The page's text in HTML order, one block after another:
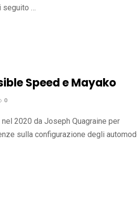
seguito …
Speed e Mayako
0
2020 da Joseph Quagraine per
sulla configurazione degli